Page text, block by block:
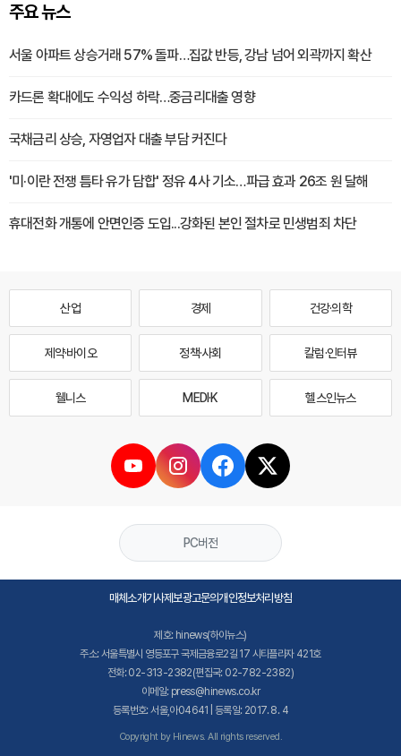
주요 뉴스
서울 아파트 상승거래 57% 돌파…집값 반등, 강남 넘어 외곽까지 확산
카드론 확대에도 수익성 하락…중금리대출 영향
국채금리 상승, 자영업자 대출 부담 커진다
'미·이란 전쟁 틈타 유가 담합' 정유 4사 기소…파급 효과 26조 원 달해
휴대전화 개통에 안면인증 도입...강화된 본인 절차로 민생범죄 차단
산업 경제 건강·의학
제약·바이오 정책·사회 칼럼·인터뷰
웰니스 MEDI·K 헬스인뉴스
PC버전
매체소개기사제보광고문의개인정보처리방침
제호: hinews(하이뉴스)
주소: 서울특별시 영등포구 국제금융로2길 17 시티플라자 421호
전화: 02-313-2382(편집국: 02-782-2382)
이메일: press@hinews.co.kr
등록번호: 서울,아04641 | 등록일: 2017. 8. 4
Copyright by Hinews. All rights reserved.